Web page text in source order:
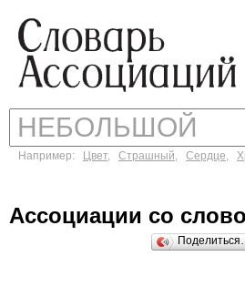
Например: Цвет, Страшный, Сердце,
Ассоциации со